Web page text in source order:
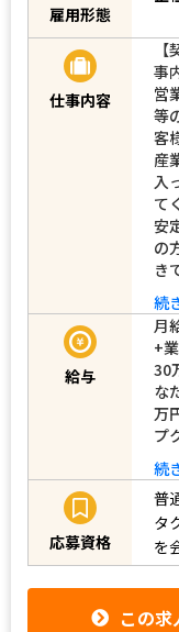
雇用形態
仕事内容
事
営
等
客
産
入
て
安
の
き
続
給与
月
+
30
な
万
プ
続
応募資格
普
タ
を
この